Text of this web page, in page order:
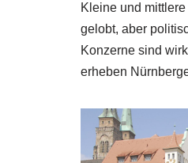
Kleine und
gelobt, aber
Konzerne sind
erheben